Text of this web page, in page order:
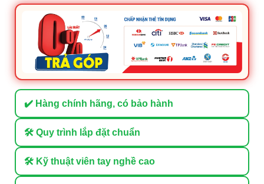
✔️ Hàng chính hãng, có bảo hành
🛠 Quy trình lắp đặt chuẩn
🛠 Kỹ thuật viên tay nghề cao